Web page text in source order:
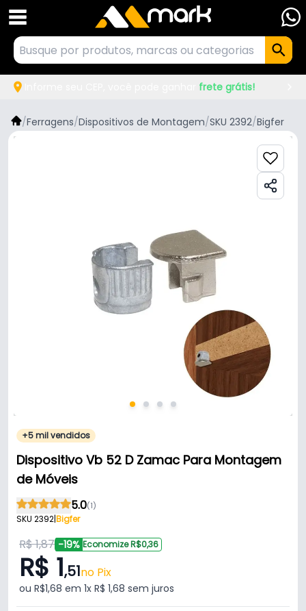
frete grátis!
/Ferragens/Dispositivos de Montagem/SKU 2392/Bigfer
+5 mil vendidos
Dispositivo Vb 52 D Zamac Para Montagem
de Móveis
5.0(1)
SKU 2392|Bigfer
R$ 1,87 -19% Economize R$0,36
R$ 1,51no Pix
ou R$1,68 em 1x R$ 1,68 sem juros